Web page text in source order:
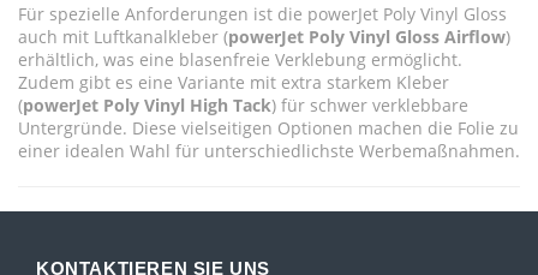
Für spezielle Anforderungen ist die powerJet Poly Vinyl Gloss
auch mit Luftkanalkleber (powerJet Poly Vinyl Gloss Airflow)
erhältlich, was eine blasenfreie Verklebung ermöglicht.
Zudem gibt es eine Variante mit extra starkem Kleber
(powerJet Poly Vinyl High Tack) für schwer verklebbare
Untergründe. Diese vielseitigen Optionen machen die Folie zu
einer idealen Wahl für unterschiedlichste Werbemaßnahmen.
KONTAKTIEREN SIE UNS